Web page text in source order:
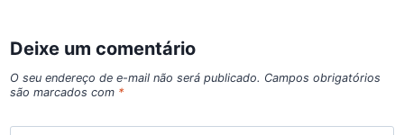
Deixe um comentário
O seu endereço de e-mail não será publicado. Campos obrigatórios
são marcados com *